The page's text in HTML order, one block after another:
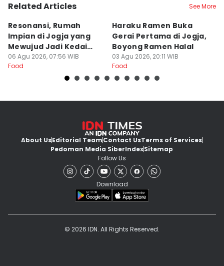
Related Articles See More
Resonansi, Rumah
Impian di Jogja yang
Mewujud Jadi Kedai
Ramen dan Burger
06 Agu 2026, 07:56 WIB
Food
Haraku Ramen Buka
Gerai Pertama di Jogja,
Boyong Ramen Halal
03 Agu 2026, 20:11 WIB
Food
About UsEditorial TeamContact UsTerms of Services
Pedoman Media SiberIndexSitemap
Follow Us
Download
© 2026 IDN. All Rights Reserved.